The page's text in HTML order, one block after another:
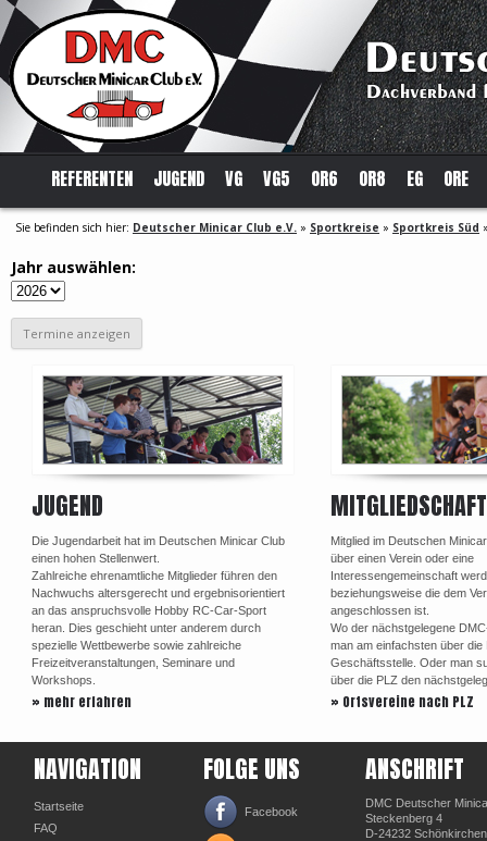
REFERENTEN JUGEND VG VG5 OR6 OR8 EG ORE
Sie befinden sich hier: Deutscher Minicar Club e.V. » Sportkreise » Sportkreis Süd
Jahr auswählen:
JUGEND
Die Jugendarbeit hat im Deutschen Minicar Club
einen hohen Stellenwert.
Zahlreiche ehrenamtliche Mitglieder führen den
Nachwuchs altersgerecht und ergebnisorientiert
an das anspruchsvolle Hobby RC-Car-Sport
heran. Dies geschieht unter anderem durch
spezielle Wettbewerbe sowie zahlreiche
Freizeitveranstaltungen, Seminare und
Workshops.
» mehr erfahren
MITGLIEDSCHAFT
Mitglied im Deutschen
über einen Verein oder eine
Interessengemeinschaft
beziehungsweise die dem
angeschlossen ist.
Wo der nächstgelegene
man am einfachsten über die
Geschäftsstelle. Oder man
über die PLZ den
» Ortsvereine nach PLZ
NAVIGATION
Startseite
FAQ
FOLGE UNS
Facebook
ANSCHRIFT
DMC Deutscher
Steckenberg 4
D-24232 Schönkirchen